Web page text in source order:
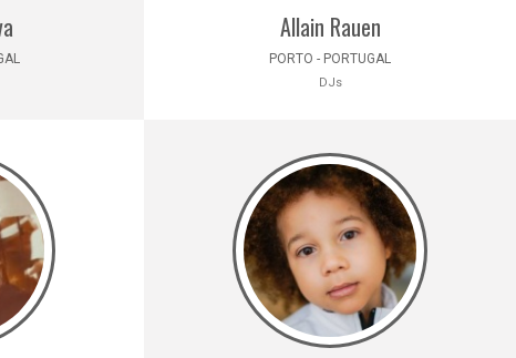
Allain Rauen
PORTO - PORTUGAL
DJs